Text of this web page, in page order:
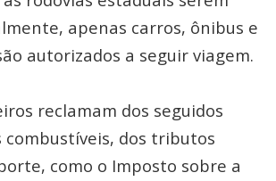
apenas carros, ônibus e
autorizados a seguir viagem.
reclamam dos seguidos
combustíveis, dos tributos
como o Imposto sobre a